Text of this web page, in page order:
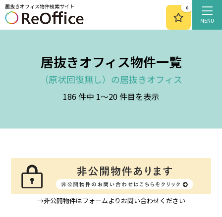
MENU
居抜きオフィス物件検索サイト 0
居抜きオフィス物件一覧
原状回復無し
186 件中 1～20 件目を表示
→非公開物件はフォームよりお問い合わせください